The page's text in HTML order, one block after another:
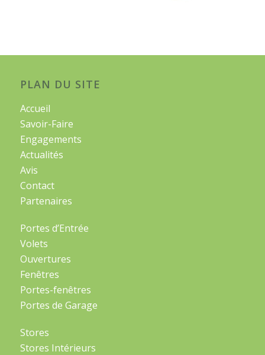
PLAN DU SITE
Accueil
Savoir-Faire
Engagements
Actualités
Avis
Contact
Partenaires
Portes d’Entrée
Volets
Ouvertures
Fenêtres
Portes-fenêtres
Portes de Garage
Stores
Stores Intérieurs